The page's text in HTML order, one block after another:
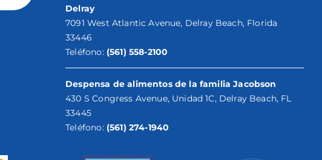
Delray
7091 West Atlantic Avenue, Delray Beach, Florida
33446
Teléfono: (561) 558-2100
Despensa de alimentos de la familia Jacobson
430 S Congress Avenue, Unidad 1C, Delray Beach, FL
33445
Teléfono: (561) 274-1940